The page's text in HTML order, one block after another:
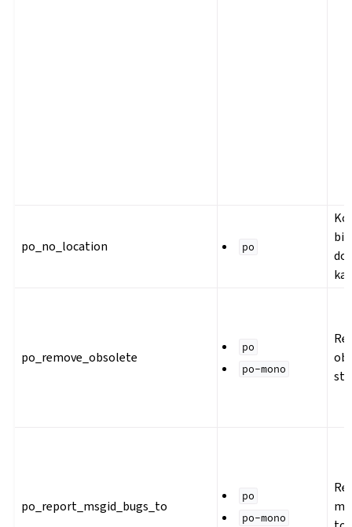
po_no_location po
po_remove_obsolete
po
po-mono
po_report_msgid_bugs_to
po
po-mono